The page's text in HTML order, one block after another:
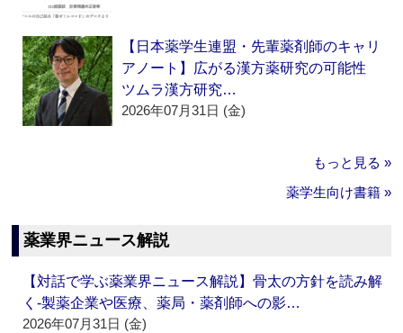
【日本薬学生連盟・先輩薬剤師のキャリ
アノート】広がる漢方薬研究の可能性
ツムラ漢方研究…
2026年07月31日 (金)
もっと見る »
薬学生向け書籍 »
薬業界ニュース解説
【対話で学ぶ薬業界ニュース解説】骨太の方針を読み解
く‐製薬企業や医療、薬局・薬剤師への影…
2026年07月31日 (金)